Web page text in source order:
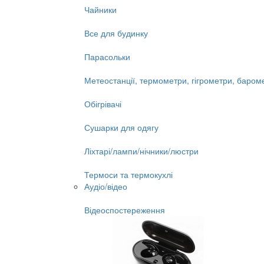
Чайники
Все для будинку
Парасольки
Метеостанції, термометри, гігрометри,
Обігрівачі
Сушарки для одягу
Ліхтарі/лампи/нічники/люстри
Термоси та термокухлі
Аудіо/відео
Відеоспостереження